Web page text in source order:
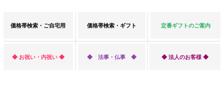
価格帯検索・ご自宅用 価格帯検索・ギフト 定番ギフトのご案内
◆ お祝い・内祝い ◆ ◆ 法事・仏事 ◆ ◆ 法人のお客様 ◆